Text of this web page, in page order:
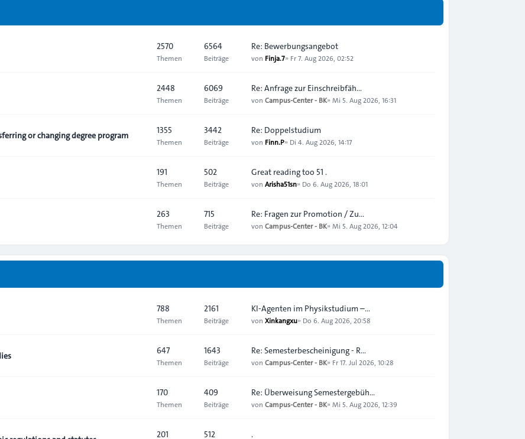
2570
Themen
6564
Beiträge
Re: Bewerbungsangebot
von Finja.7» Fr 7. Aug 2026, 02:52
2448
Themen
6069
Beiträge
Re: Anfrage zur Einschreibfäh…
von Campus-Center - BK» Mi 5. Aug 2026, 16:31
or changing degree program 1355
Themen
3442
Beiträge
Re: Doppelstudium
von Finn.P» Di 4. Aug 2026, 14:17
191
Themen
502
Beiträge
Great reading too 51 .
von Arisha51sn» Do 6. Aug 2026, 18:01
263
Themen
715
Beiträge
Re: Fragen zur Promotion / Zu…
von Campus-Center - BK» Mi 5. Aug 2026, 12:04
788
Themen
2161
Beiträge
KI-Agenten im Physikstudium –…
von Xinkangxu» Do 6. Aug 2026, 20:58
647
Themen
1643
Beiträge
Re: Semesterbescheinigung - R…
von Campus-Center - BK» Fr 17. Jul 2026, 10:28
170
Themen
409
Beiträge
Re: Überweisung Semestergebüh…
von Campus-Center - BK» Mi 5. Aug 2026, 12:39
201 512 .